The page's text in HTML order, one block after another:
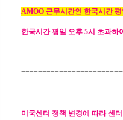
AMOO 근무시간인 한국시간
한국시간 평일 오후 5시 초과하
미국센터 정책 변경에 따라 센